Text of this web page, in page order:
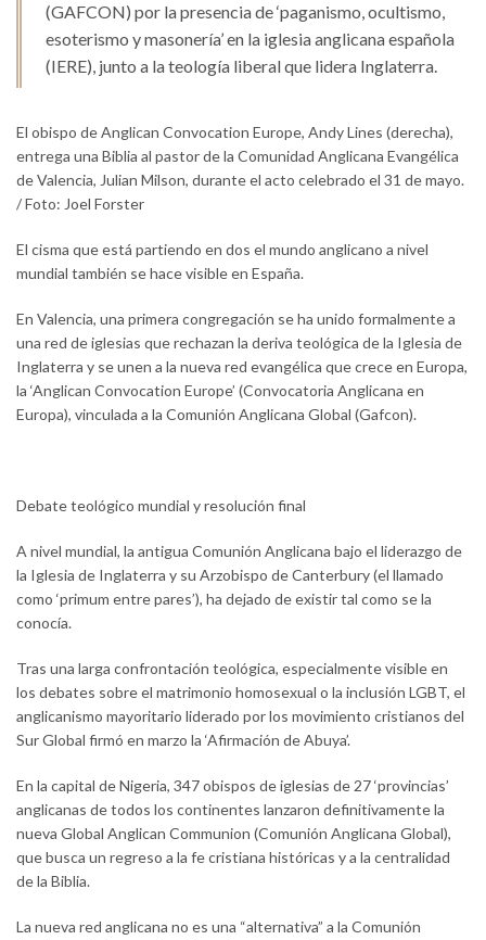
(GAFCON) por la presencia de ‘paganismo, ocultismo,
esoterismo y masonería’ en la iglesia anglicana española
(IERE), junto a la teología liberal que lidera Inglaterra.
El obispo de Anglican Convocation Europe, Andy Lines (derecha),
entrega una Biblia al pastor de la Comunidad Anglicana Evangélica
de Valencia, Julian Milson, durante el acto celebrado el 31 de mayo.
/ Foto: Joel Forster
El cisma que está partiendo en dos el mundo anglicano a nivel
mundial también se hace visible en España.
En Valencia, una primera congregación se ha unido formalmente a
una red de iglesias que rechazan la deriva teológica de la Iglesia de
Inglaterra y se unen a la nueva red evangélica que crece en Europa,
la ‘Anglican Convocation Europe’ (Convocatoria Anglicana en
Europa), vinculada a la Comunión Anglicana Global (Gafcon).
Debate teológico mundial y resolución final
A nivel mundial, la antigua Comunión Anglicana bajo el liderazgo de
la Iglesia de Inglaterra y su Arzobispo de Canterbury (el llamado
como ‘primum entre pares’), ha dejado de existir tal como se la
conocía.
Tras una larga confrontación teológica, especialmente visible en
los debates sobre el matrimonio homosexual o la inclusión LGBT, el
anglicanismo mayoritario liderado por los movimiento cristianos del
Sur Global firmó en marzo la ‘Afirmación de Abuya’.
En la capital de Nigeria, 347 obispos de iglesias de 27 ‘provincias’
anglicanas de todos los continentes lanzaron definitivamente la
nueva Global Anglican Communion (Comunión Anglicana Global),
que busca un regreso a la fe cristiana históricas y a la centralidad
de la Biblia.
La nueva red anglicana no es una “alternativa” a la Comunión